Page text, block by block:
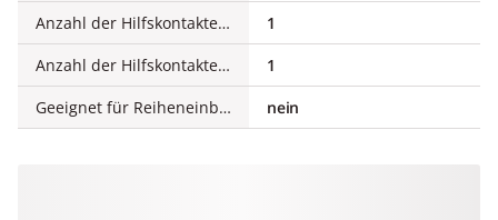
Anzahl der Hilfskontakte als Schließer
1
Anzahl der Hilfskontakte als Öffner
1
Geeignet für Reiheneinbau
nein